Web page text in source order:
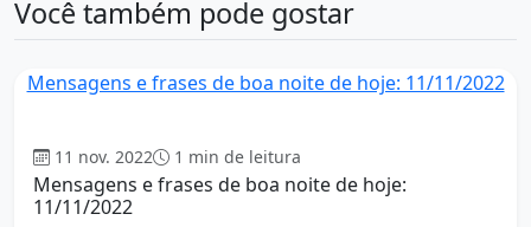
Você também pode gostar
Mensagens e frases de boa noite de hoje: 11/11/2022
11 nov. 2022 1 min de leitura
Mensagens e frases de boa noite de hoje:
11/11/2022